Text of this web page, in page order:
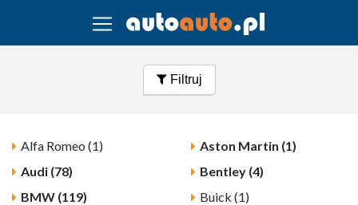
Filtruj
Alfa Romeo (1)
Aston Martin (1)
Audi (78)
Bentley (4)
BMW (119)
Buick (1)